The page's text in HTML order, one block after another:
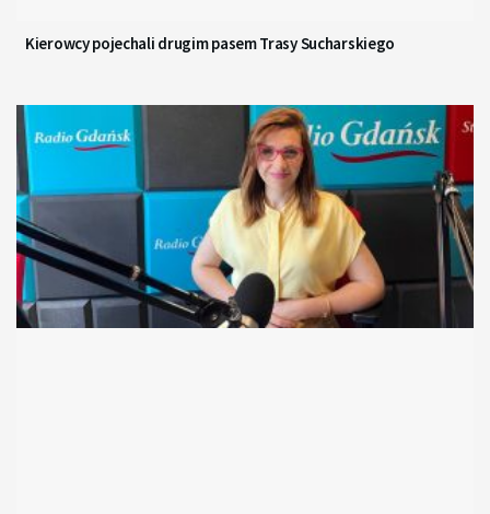
Kierowcy pojechali drugim pasem Trasy Sucharskiego